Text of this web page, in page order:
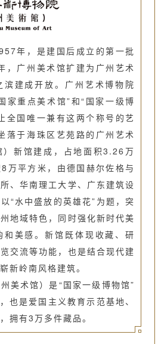
年，是建国后成立的第一批
，广州美术馆扩建为广州艺术
建成开放。广州艺术博物院
家重点美术馆”和“国家一级博
全国唯一兼有这两个称号的艺
落于海珠区艺苑路的广州艺术
）新馆建成，占地面积3.26万
万平方米，由德国赫尔佐格与
、华南理工大学、广东建筑设
“水中盛放的英雄花”为题，突
地域特色，同时强化新时代美
美感。新馆既体现收藏、研
交流等功能，也是结合现代建
新岭南风格建筑。
美术馆）是“国家一级博物馆”
也是爱国主义教育示范基地、
拥有3万多件藏品。